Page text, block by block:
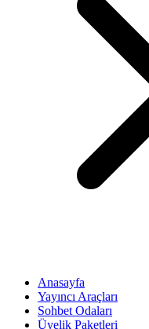
Anasayfa
Yayıncı Araçları
Sohbet Odaları
Üyelik Paketleri